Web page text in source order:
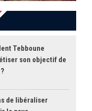
Tebboune
son objectif de
de libéraliser